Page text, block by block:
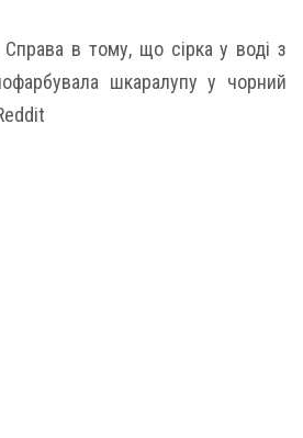
в тому, що сірка у воді з
шкаралупу у чорний